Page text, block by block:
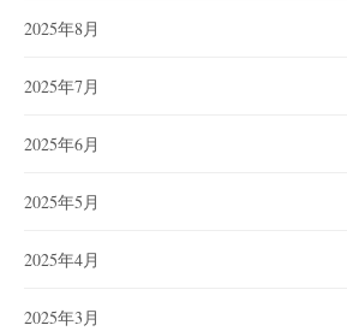
2025年8月
2025年7月
2025年6月
2025年5月
2025年4月
2025年3月